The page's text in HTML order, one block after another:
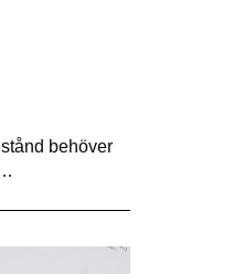
behöver